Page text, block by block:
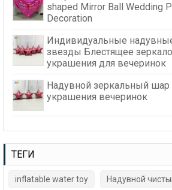
shaped Mirror Ball Wedding
Decoration
Индивидуальные
звезды Блестящее
украшения для вечеринок
Надувной зеркальный
украшения вечеринок
ТЕГИ
inflatable water toy Надувной